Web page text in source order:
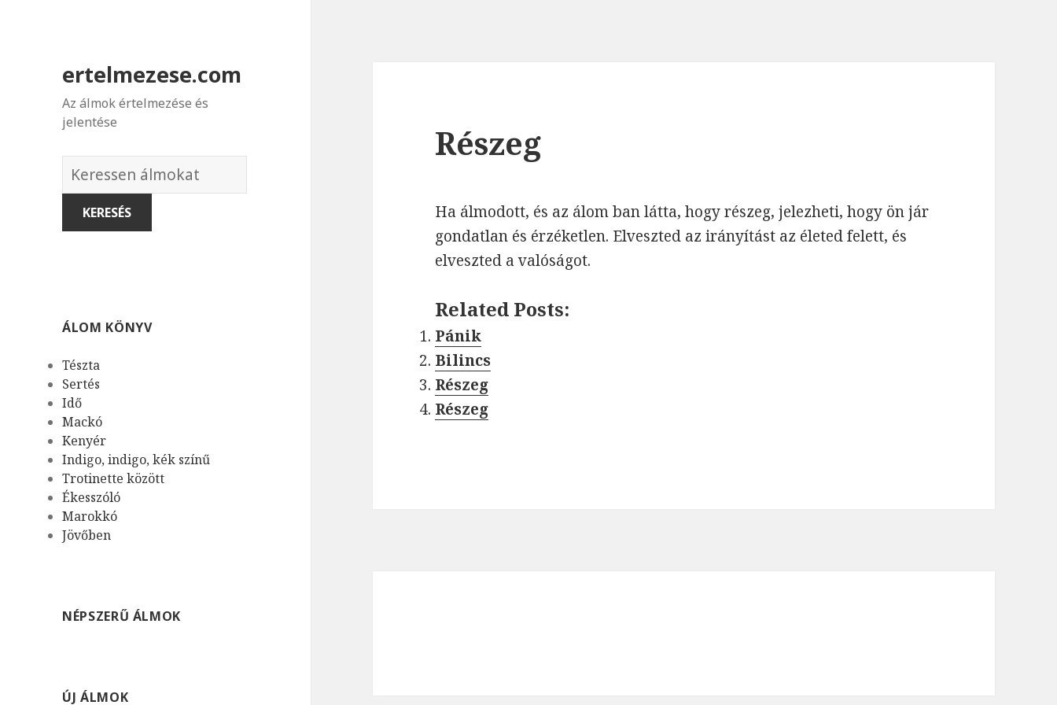
ertelmezese.com
Az álmok értelmezése és
jelentése
Álmok
szótára
ÁLOM KÖNYV
Tészta
Sertés
Idő
Mackó
Kenyér
Indigo, indigo, kék színű
Trotinette között
Ékesszóló
Marokkó
Jövőben
NÉPSZERŰ ÁLMOK
ÚJ ÁLMOK
Részeg
Ha álmodott, és az álom ban látta, hogy részeg, jelezheti, hogy ön jár
gondatlan és érzéketlen. Elveszted az irányítást az életed felett, és
elveszted a valóságot.
Related Posts:
Pánik
Bilincs
Részeg
Részeg